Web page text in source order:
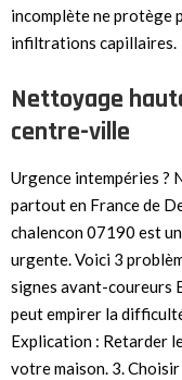
incomplète ne protège
infiltrations capillaires.
Nettoyage
centre-ville
Urgence intempéries ?
partout en France de
chalencon 07190 est un
urgente. Voici 3
signes avant-coureurs
peut empirer la
Explication : Retarder
votre maison. 3.